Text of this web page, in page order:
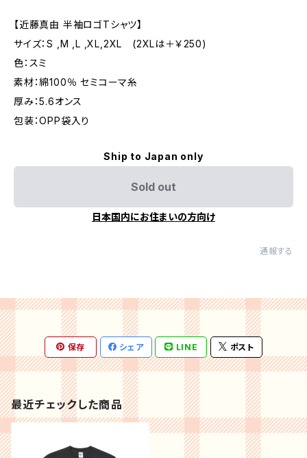
【近藤真由 半袖ロゴTシャツ】
サイズ：S ,M ,L ,XL,2XL (2XLは＋￥250)
色：スミ
素材：綿100％ セミコーマ糸
厚み：5.6オンス
包装：OPP袋入り
Ship to Japan only
Sold out
日本国内にお住まいの方向け
通報する
保存 シェア LINE ポスト
最近チェックした商品